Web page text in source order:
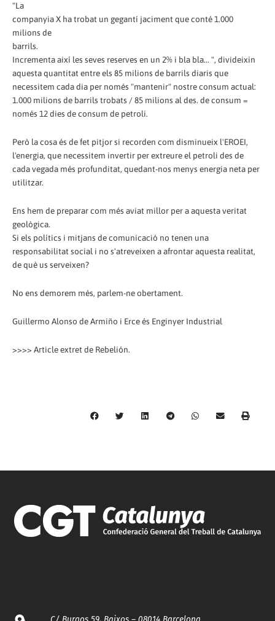
"La
companyia X ha trobat un gegantí jaciment que conté 1.000
milions de
barrils.
Incrementa així les seves reserves en un 2% i bla bla... ", divideixin
aquesta quantitat entre els 85 milions de barrils diaris que
necessitem cada dia per només "mantenir" nostre consum actual:
1.000 milions de barrils trobats / 85 milions al des. de consum =
només 12 dies de consum de petroli.
Però la cosa és de fet pitjor si recorden com disminueix l'EROEI,
l'energia, que necessitem invertir per extreure el petroli des de
cada vegada més profunditat, quedant-nos menys energia neta per
utilitzar.
Ens hem de preparar com més aviat millor per a aquesta veritat
geològica.
Si els polítics i mitjans de comunicació no tenen una
responsabilitat social i no s'atreveixen a afrontar aquesta realitat,
de què us serveixen?
No ens demorem més, parlem-ne obertament.
Guillermo Alonso de Armiño i Erce és Enginyer Industrial
>>>> Article extret de Rebelión.